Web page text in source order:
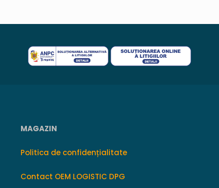
MAGAZIN
Politica de confidențialitate
Contact OEM LOGISTIC DPG